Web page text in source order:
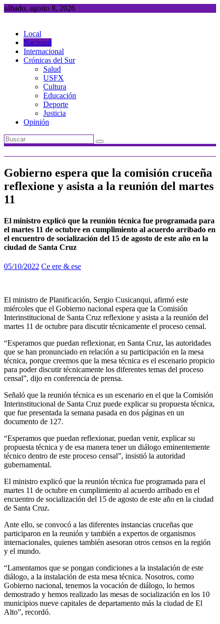
Saltar
sábado, agosto 8, 2026
Local
Nacional
Internacional
Crónicas del Sur
Salud
USFX
Cultura
Educación
Deporte
Justicia
Opinión
Gobierno espera que la comisión cruceña
reflexione y asista a la reunión del martes
11
El ministro explicó que la reunión técnica fue programada para
el martes 11 de octubre en cumplimiento al acuerdo arribado en
el encuentro de socialización del 15 de agosto de este año en la
ciudad de Santa Cruz
05/10/2022 Ce ere & ese
El ministro de Planificación, Sergio Cusicanqui, afirmó este
miércoles que el Gobierno nacional espera que la Comisión
Interinstitucional de Santa Cruz reflexione y asista a la reunión del
martes 11 de octubre para discutir técnicamente el proceso censal.
“Esperamos que puedan reflexionar, en Santa Cruz, las autoridades
que se han pronunciado en relación a su participación en la mesa
técnica, porque creemos que la mesa técnica es el escenario propicio
para poder discutir técnicamente los diferentes temas del proceso
censal”, dijo en conferencia de prensa.
Señaló que la reunión técnica es un escenario en el que la Comisión
Interinstitucional de Santa Cruz puede explicar su propuesta técnica,
que fue presentada la semana pasada en dos páginas en un
documento de 127.
“Esperamos que puedan reflexionar, puedan venir, explicar su
propuesta técnica y de esa manera tener un diálogo eminentemente
técnico dentro de este proceso censal”, insistió la autoridad
gubernamental.
El ministro explicó que la reunión técnica fue programada para el
martes 11 de octubre en cumplimiento al acuerdo arribado en el
encuentro de socialización del 15 de agosto de este año en la ciudad
de Santa Cruz.
Ante ello, se convocó a las diferentes instancias cruceñas que
participaron en la reunión y también a expertos de organismos
internacionales, quienes también asesoran otros censos en la región
y el mundo.
“Lamentamos que se pongan condiciones a la instalación de este
diálogo, a la instalación de esta mesa técnica. Nosotros, como
Gobierno nacional, tenemos la vocación de diálogo, lo hemos
demostrado y hemos realizado las mesas de socialización en los 10
municipios nueve capitales de departamento más la ciudad de El
Alto”, recordó.